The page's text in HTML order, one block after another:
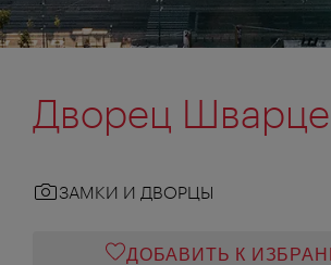
Дворец
ЗАМКИ И ДВОРЦЫ
ДОБАВИТЬ К